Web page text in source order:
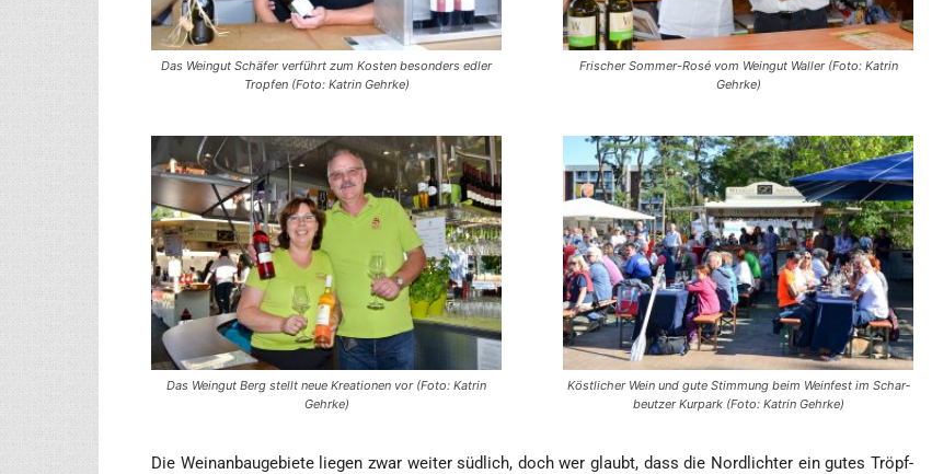
Das Wein­gut Schä­fer ver­führt zum Kos­ten beson­ders edler
Trop­fen (Foto: Kat­rin Gehrke)
Fri­scher Som­mer-Rosé vom Wein­gut Wal­ler (Foto: Kat­rin
Gehrke)
Das Wein­gut Berg stellt neue Krea­tio­nen vor (Foto: Kat­rin
Gehrke)
Köst­li­cher Wein und gute Stim­mung beim Wein­fest im Schar­
beut­zer Kur­park (Foto: Kat­rin Gehrke)
Die Wein­an­bau­ge­bie­te lie­gen zwar wei­ter süd­lich, doch wer glaubt, dass die Nord­lich­ter ein gutes Tröpf­